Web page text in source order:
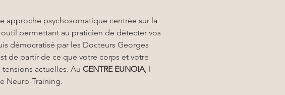
approche psychosomatique centrée sur la
permettant au praticien de détecter vos
démocratisé par les Docteurs Georges
de partir de ce que votre corps et votre
actuelles. Au CENTRE EUNOIA, l
Neuro-Training.